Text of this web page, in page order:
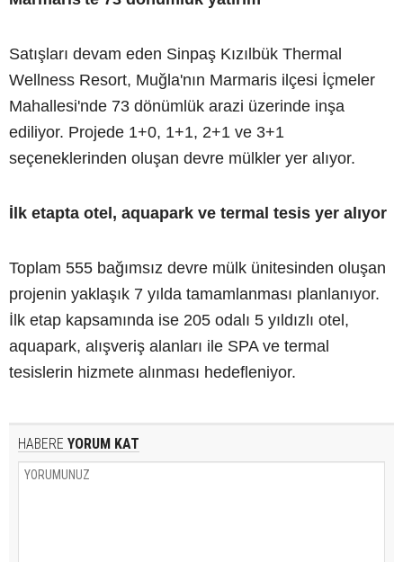
Satışları devam eden Sinpaş Kızılbük Thermal
Wellness Resort, Muğla'nın Marmaris ilçesi İçmeler
Mahallesi'nde 73 dönümlük arazi üzerinde inşa
ediliyor. Projede 1+0, 1+1, 2+1 ve 3+1
seçeneklerinden oluşan devre mülkler yer alıyor.
İlk etapta otel, aquapark ve termal tesis yer alıyor
Toplam 555 bağımsız devre mülk ünitesinden oluşan
projenin yaklaşık 7 yılda tamamlanması planlanıyor.
İlk etap kapsamında ise 205 odalı 5 yıldızlı otel,
aquapark, alışveriş alanları ile SPA ve termal
tesislerin hizmete alınması hedefleniyor.
HABERE YORUM KAT